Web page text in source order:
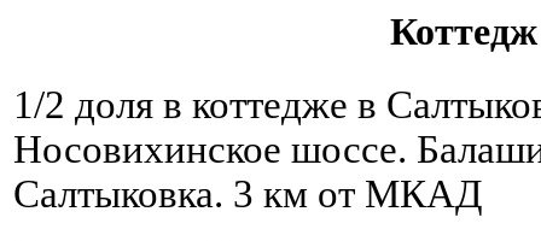
1/2 доля в коттедже в
Носовихинское шоссе.
Салтыковка. 3 км от МКАД